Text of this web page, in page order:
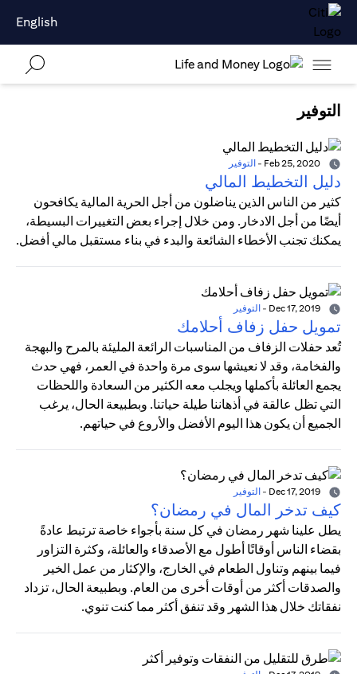
English
التوفير
- التوفير
دليل التخطيط المالي
كثير من الناس الذين يناضلون من أجل الحرية المالية يكافحون
أيضًا من أجل الادخار. ومن خلال إجراء بعض التغييرات البسيطة،
يمكنك تجنب الأخطاء الشائعة والبدء في بناء مستقبل مالي أفضل.
- التوفير
تمويل حفل زفاف أحلامك
تُعد حفلات الزفاف من المناسبات الرائعة المليئة بالمرح والبهجة
والفخامة، وقد لا نعيشها سوى مرة واحدة في العمر، فهي حدث
يجمع العائلة بأكملها ويجلب معه الكثير من السعادة واللحظات
التي تظل عالقة في أذهاننا طيلة حياتنا. وبطبيعة الحال، يرغب
الجميع أن يكون هذا اليوم الأفضل والأروع في حياتهم.
- التوفير
كيف تدخر المال في رمضان؟
يطل علينا شهر رمضان في كل سنة بأجواء خاصة ترتبط عادةً
بقضاء الناس أوقاتًا أطول مع الأصدقاء والعائلة، وكثرة التزاور
فيما بينهم وتناول الطعام في الخارج، والإكثار من عمل الخير
والصدقات أكثر من أوقات أخرى من العام. وبطبيعة الحال، تزداد
نفقاتك خلال هذا الشهر وقد تنفق أكثر مما كنت تنوي.